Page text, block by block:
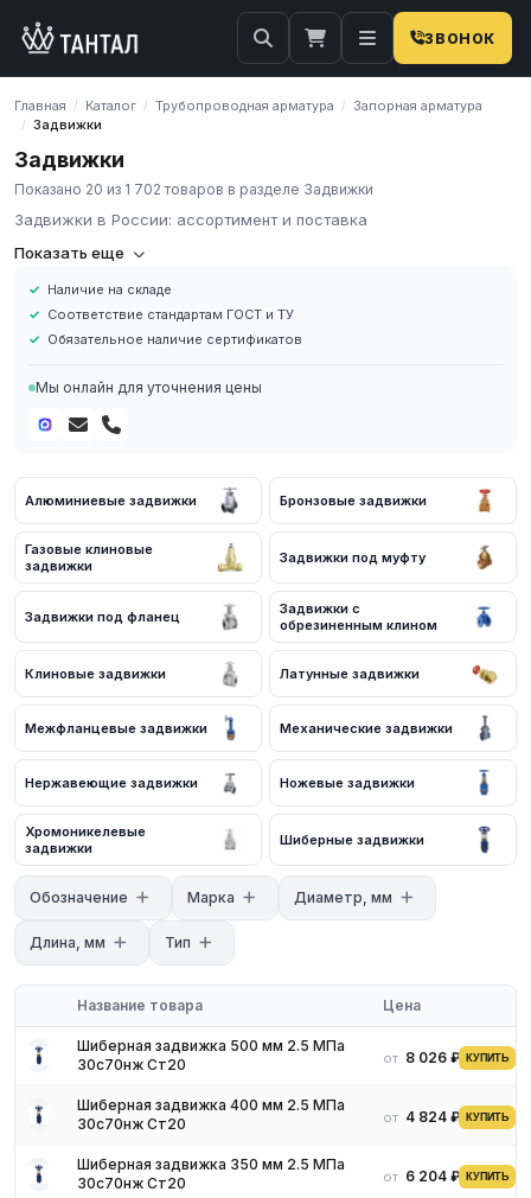
ЗВОНОК
Главная / Каталог / Трубопроводная арматура / Запорная арматура
/ Задвижки
Задвижки
Показано 20 из 1 702 товаров в разделе Задвижки
Задвижки в России: ассортимент и поставка
Компания «Тантал» предлагает Задвижки в России. Мы
и промышленных материалов по всей России.
В нашем каталоге представлен широкий ассортимент
Задвижки различных марок, размеров и типов. Все изделия
качества.
Наличие на складе в России
Обязательное наличие сертификатов
Доставка по региону
Для получения актуальных цен и наличия на складе свяжитесь
с нашими менеджерами. Мы предложим оптимальные условия
поставки и доставки.
Показать еще
Наличие на складе
Соответствие стандартам ГОСТ и ТУ
Обязательное наличие сертификатов
Мы онлайн для уточнения цены
Алюминиевые задвижки Бронзовые задвижки
Газовые клиновые
задвижки
Задвижки под муфту
Задвижки под фланец
Задвижки с
обрезиненным клином
Клиновые задвижки Латунные задвижки
Межфланцевые задвижки Механические задвижки
Нержавеющие задвижки Ножевые задвижки
Хромоникелевые
задвижки
Шиберные задвижки
Обозначение Марка Диаметр, мм
Длина, мм Тип
Название товара Цена
Шиберная задвижка 500 мм 2.5 МПа
30с70нж Ст20
от 8 026 ₽ КУПИТЬ
Шиберная задвижка 400 мм 2.5 МПа
30с70нж Ст20
от 4 824 ₽ КУПИТЬ
Шиберная задвижка 350 мм 2.5 МПа
30с70нж Ст20
от 6 204 ₽ КУПИТЬ